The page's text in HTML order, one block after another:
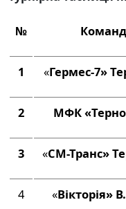
№
1 «Гермес-7»
2 МФК
3 «СМ-Транс»
4 «Вікторія»